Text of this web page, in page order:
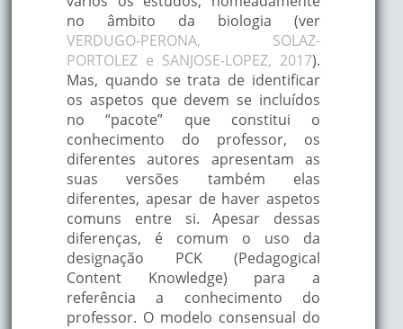
no âmbito da biologia (ver
VERDUGO-PERONA, SOLAZ-
PORTOLEZ e SANJOSE-LOPEZ, 2017).
Mas, quando se trata de identificar
os aspetos que devem se incluídos
no “pacote” que constitui o
conhecimento do professor, os
diferentes autores apresentam as
suas versões também elas
diferentes, apesar de haver aspetos
comuns entre si. Apesar dessas
diferenças, é comum o uso da
designação PCK (Pedagogical
Content Knowledge) para a
referência a conhecimento do
professor. O modelo consensual do